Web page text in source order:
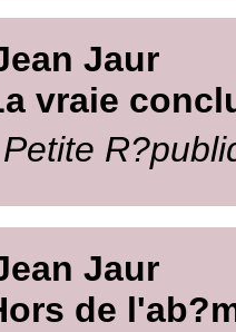
Jaur
vraie
Jaur
de